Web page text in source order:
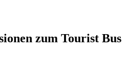
zum Tourist Bus